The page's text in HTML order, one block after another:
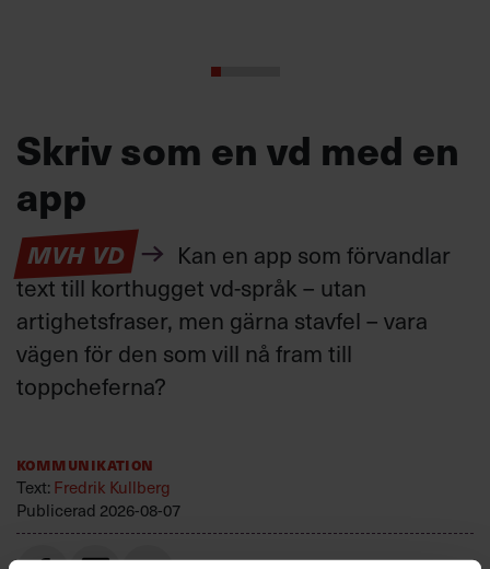
Skriv som en vd med en
app
MVH VD
Kan en app som förvandlar
text till korthugget vd-språk – utan
artighetsfraser, men gärna stavfel – vara
vägen för den som vill nå fram till
toppcheferna?
Kommunikation
Text:Fredrik Kullberg
Publicerad 2026-08-07